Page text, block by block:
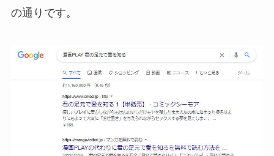
の通りです。